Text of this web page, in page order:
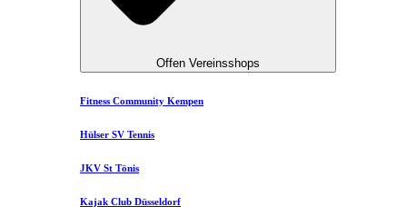
Offen Vereinsshops
Fitness Community Kempen
Hülser SV Tennis
JKV St Tönis
Kajak Club Düsseldorf